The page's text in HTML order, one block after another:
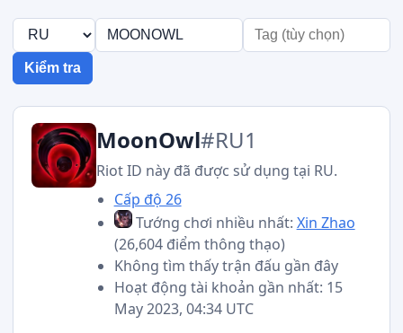
Kiểm tra
MoonOwl#RU1
Riot ID này đã được sử dụng tại RU.
Cấp độ 26
Tướng chơi nhiều nhất: Xin Zhao
(26,604 điểm thông thạo)
Không tìm thấy trận đấu gần đây
Hoạt động tài khoản gần nhất: 15
May 2023, 04:34 UTC